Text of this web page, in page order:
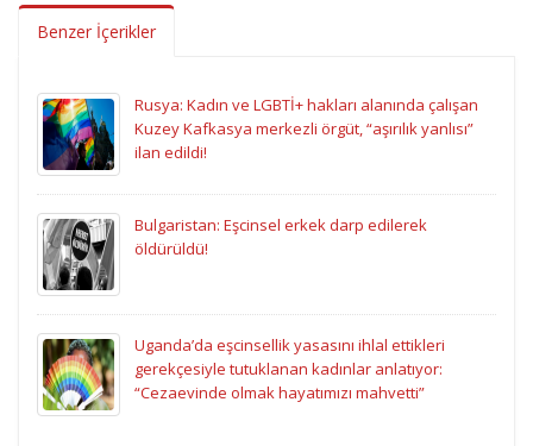
Benzer İçerikler
Rusya: Kadın ve LGBTİ+ hakları alanında çalışan
Kuzey Kafkasya merkezli örgüt, “aşırılık yanlısı”
ilan edildi!
Bulgaristan: Eşcinsel erkek darp edilerek
öldürüldü!
Uganda’da eşcinsellik yasasını ihlal ettikleri
gerekçesiyle tutuklanan kadınlar anlatıyor:
“Cezaevinde olmak hayatımızı mahvetti”